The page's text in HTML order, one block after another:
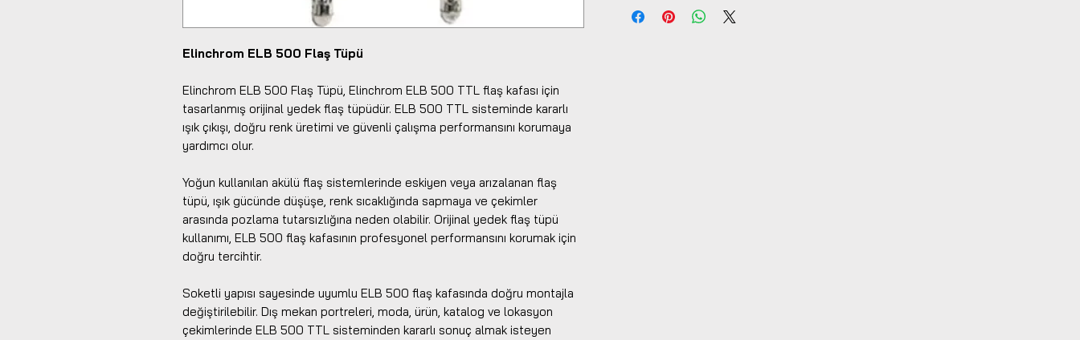
Elinchrom ELB 500 Flaş Tüpü
Elinchrom ELB 500 Flaş Tüpü, Elinchrom ELB 500 TTL flaş kafası için
tasarlanmış orijinal yedek flaş tüpüdür. ELB 500 TTL sisteminde kararlı
ışık çıkışı, doğru renk üretimi ve güvenli çalışma performansını korumaya
yardımcı olur.
Yoğun kullanılan akülü flaş sistemlerinde eskiyen veya arızalanan flaş
tüpü, ışık gücünde düşüşe, renk sıcaklığında sapmaya ve çekimler
arasında pozlama tutarsızlığına neden olabilir. Orijinal yedek flaş tüpü
kullanımı, ELB 500 flaş kafasının profesyonel performansını korumak için
doğru tercihtir.
Soketli yapısı sayesinde uyumlu ELB 500 flaş kafasında doğru montajla
değiştirilebilir. Dış mekan portreleri, moda, ürün, katalog ve lokasyon
çekimlerinde ELB 500 TTL sisteminden kararlı sonuç almak isteyen